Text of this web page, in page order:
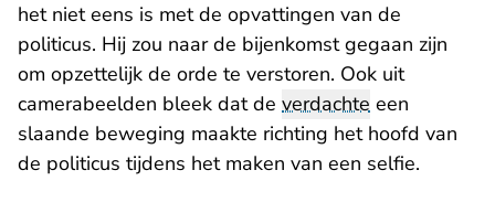
het niet eens is met de opvattingen van de
politicus. Hij zou naar de bijenkomst gegaan zijn
om opzettelijk de orde te verstoren. Ook uit
camerabeelden bleek dat de verdachte een
slaande beweging maakte richting het hoofd van
de politicus tijdens het maken van een selfie.